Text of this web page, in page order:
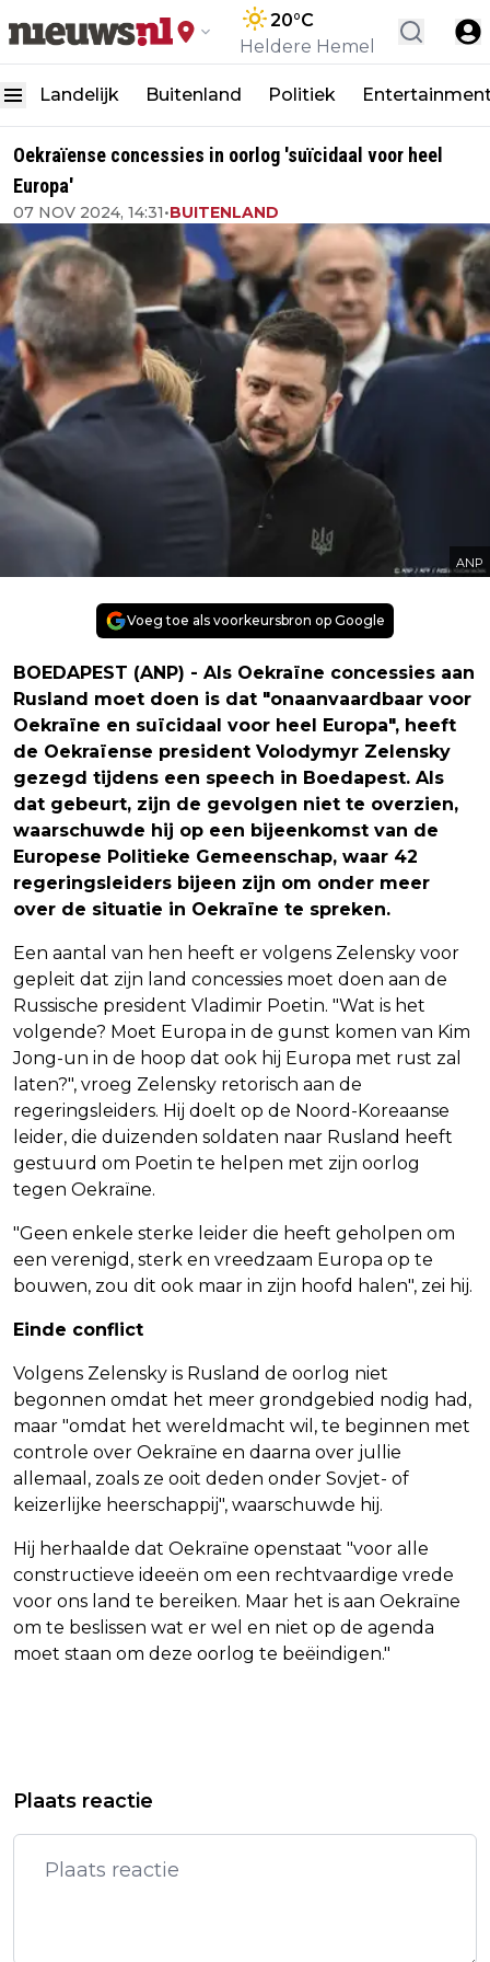
20°C
Heldere Hemel
Landelijk Buitenland Politiek
Oekraïense concessies in oorlog 'suïcidaal voor heel
Europa'
07 NOV 2024, 14:31•BUITENLAND
ANP
Voeg toe als voorkeursbron op Google
BOEDAPEST (ANP) - Als Oekraïne concessies aan
Rusland moet doen is dat "onaanvaardbaar voor
Oekraïne en suïcidaal voor heel Europa", heeft
de Oekraïense president Volodymyr Zelensky
gezegd tijdens een speech in Boedapest. Als
dat gebeurt, zijn de gevolgen niet te overzien,
waarschuwde hij op een bijeenkomst van de
Europese Politieke Gemeenschap, waar 42
regeringsleiders bijeen zijn om onder meer
over de situatie in Oekraïne te spreken.
Een aantal van hen heeft er volgens Zelensky voor
gepleit dat zijn land concessies moet doen aan de
Russische president Vladimir Poetin. "Wat is het
volgende? Moet Europa in de gunst komen van Kim
Jong-un in de hoop dat ook hij Europa met rust zal
laten?", vroeg Zelensky retorisch aan de
regeringsleiders. Hij doelt op de Noord-Koreaanse
leider, die duizenden soldaten naar Rusland heeft
gestuurd om Poetin te helpen met zijn oorlog
tegen Oekraïne.
"Geen enkele sterke leider die heeft geholpen om
een verenigd, sterk en vreedzaam Europa op te
bouwen, zou dit ook maar in zijn hoofd halen", zei hij.
Einde conflict
Volgens Zelensky is Rusland de oorlog niet
begonnen omdat het meer grondgebied nodig had,
maar "omdat het wereldmacht wil, te beginnen met
controle over Oekraïne en daarna over jullie
allemaal, zoals ze ooit deden onder Sovjet- of
keizerlijke heerschappij", waarschuwde hij.
Hij herhaalde dat Oekraïne openstaat "voor alle
constructieve ideeën om een rechtvaardige vrede
voor ons land te bereiken. Maar het is aan Oekraïne
om te beslissen wat er wel en niet op de agenda
moet staan om deze oorlog te beëindigen."
FINANCIËLE STABILITEIT EU DOOR
OM VERVOLGT VEROORDEELDE
PIRAAT OPNIEUW VOOR KAPING
ANDER SCHIP
Plaats reactie